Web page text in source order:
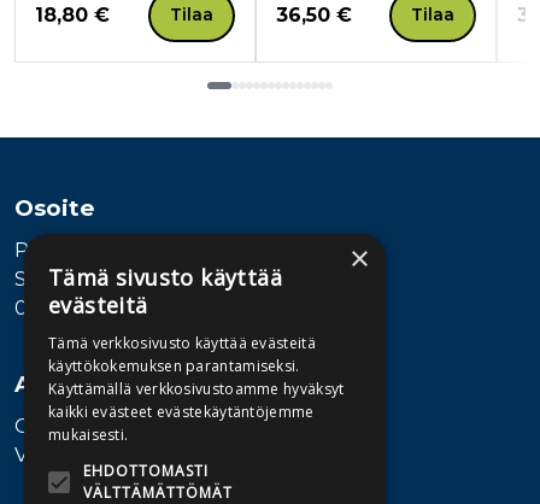
Hinta nyt
18,80 € Tilaa Hinta nyt
36,50 € Tilaa
Osoite
Publiva Oy
Sörnäistenkatu 1
00580 Helsinki
Asiakaspalvelu
Ota yhteyttä
Vaihde: 010 345100
×
Tämä sivusto käyttää
evästeitä
Tämä verkkosivusto käyttää evästeitä
käyttökokemuksen parantamiseksi.
Käyttämällä verkkosivustoamme hyväksyt
kaikki evästeet evästekäytäntöjemme
mukaisesti.
EHDOTTOMASTI
VÄLTTÄMÄTTÖMÄT